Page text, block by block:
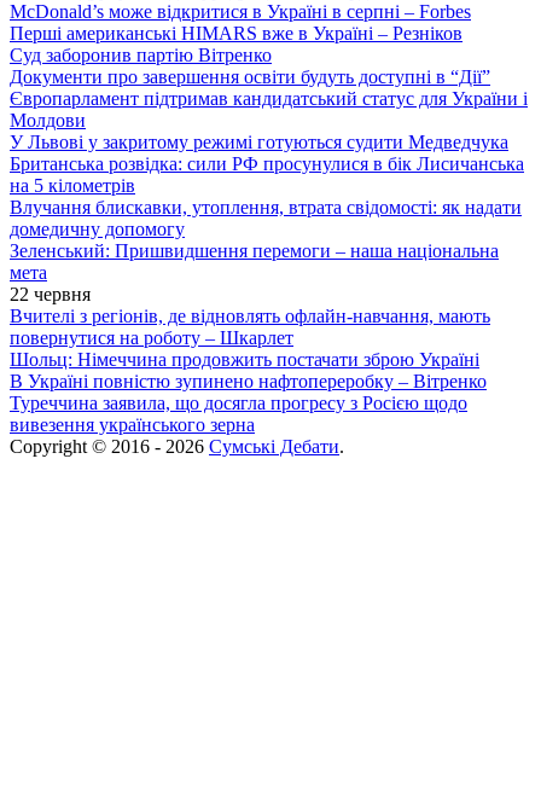
McDonald’s може відкритися в Україні в серпні – Forbes
Перші американські HIMARS вже в Україні – Резніков
Суд заборонив партію Вітренко
Документи про завершення освіти будуть доступні в “Дії”
Європарламент підтримав кандидатський статус для України і
Молдови
У Львові у закритому режимі готуються судити Медведчука
Британська розвідка: сили РФ просунулися в бік Лисичанська
на 5 кілометрів
Влучання блискавки, утоплення, втрата свідомості: як надати
домедичну допомогу
Зеленський: Пришвидшення перемоги – наша національна
мета
22 червня
Вчителі з регіонів, де відновлять офлайн-навчання, мають
повернутися на роботу – Шкарлет
Шольц: Німеччина продовжить постачати зброю Україні
В Україні повністю зупинено нафтопереробку – Вітренко
Туреччина заявила, що досягла прогресу з Росією щодо
вивезення українського зерна
Copyright © 2016 - 2026 Сумські Дебати.